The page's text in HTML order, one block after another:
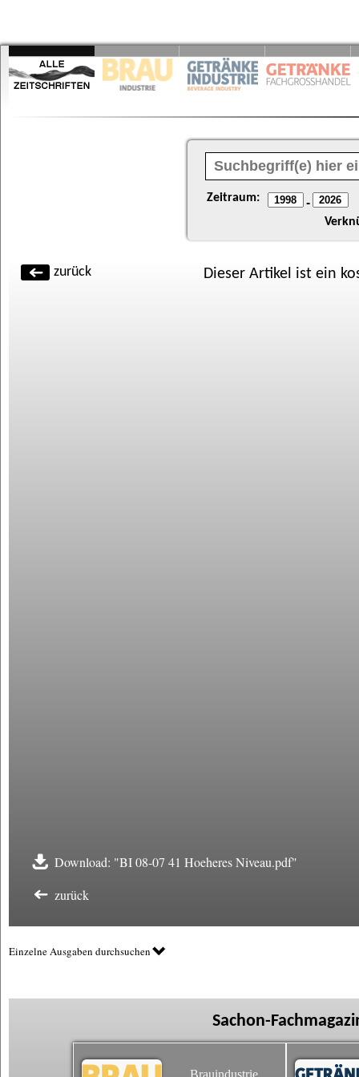
Zeitraum: -
zurück Dieser Artikel ist ein
Download: "BI 08-07 41 Hoeheres Niveau.pdf"
zurück
Einzelne Ausgaben durchsuchen
Sachon-
Brauindustrie